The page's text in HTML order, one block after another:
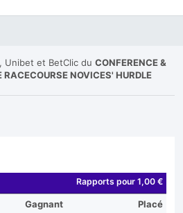
Unibet et BetClic du CONFERENCE &
NOVICES' HURDLE
Rapports pour 1,00 €
Gagnant
Placé